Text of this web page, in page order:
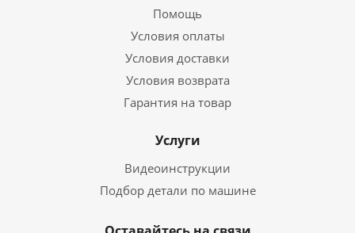
Помощь
Условия оплаты
Условия доставки
Условия возврата
Гарантия на товар
Услуги
Видеоинструкции
Подбор детали по машине